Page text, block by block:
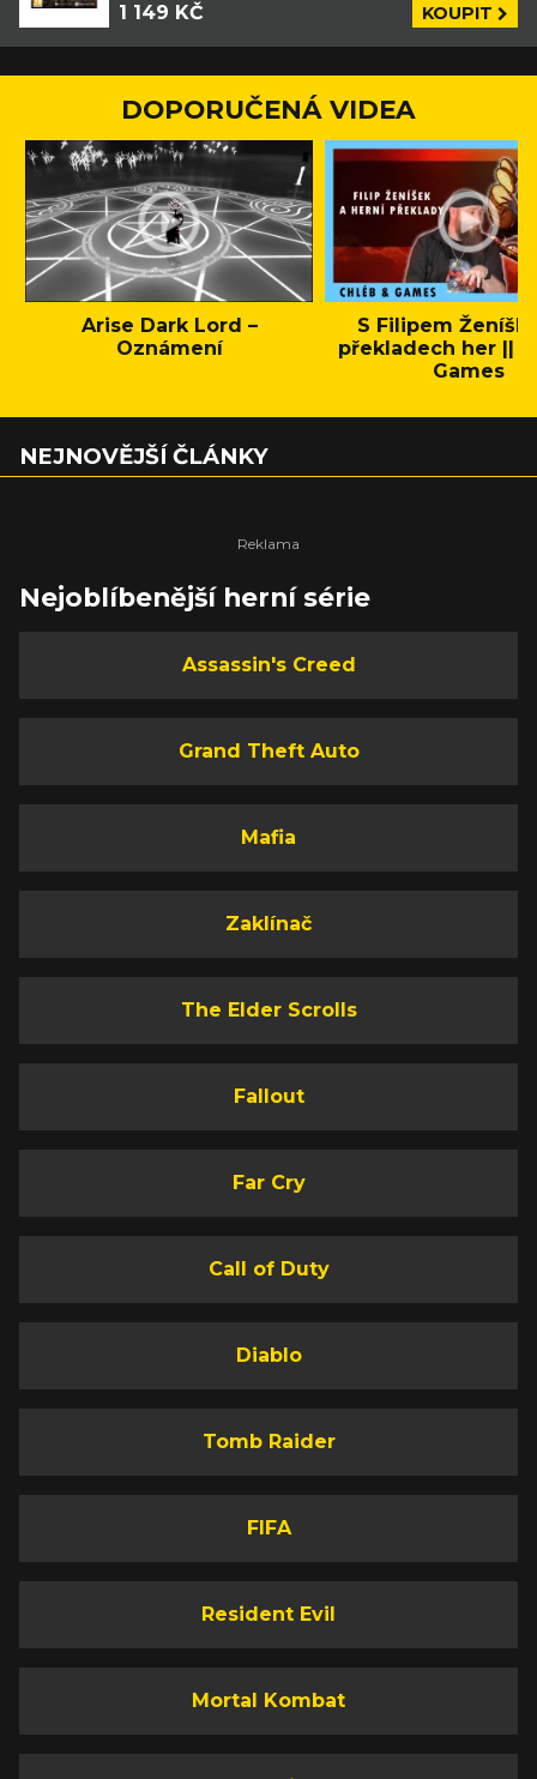
1 149 KČ KOUPIT
DOPORUČENÁ VIDEA
Arise Dark Lord –
Oznámení
S Filipem
překladech her ||
Games
NEJNOVĚJŠÍ ČLÁNKY
Nejoblíbenější herní série
Assassin's Creed
Grand Theft Auto
Mafia
Zaklínač
The Elder Scrolls
Fallout
Far Cry
Call of Duty
Diablo
Tomb Raider
FIFA
Resident Evil
Mortal Kombat